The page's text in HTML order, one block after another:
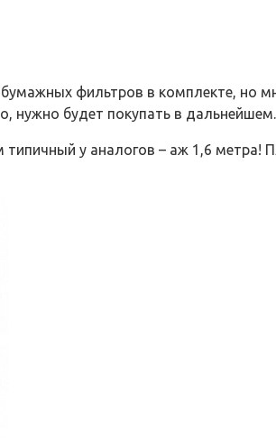
фильтров в комплекте, но
нужно будет покупать в дальнейшем.
у аналогов – аж 1,6 метра!